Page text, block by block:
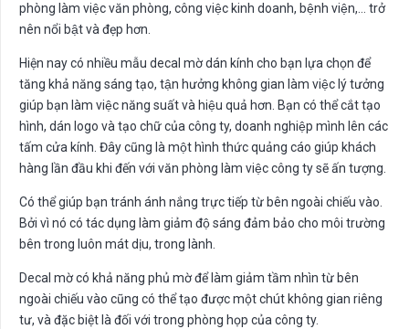
phòng làm việc văn phòng, công việc kinh doanh, bệnh viện,… trở
nên nổi bật và đẹp hơn.
Hiện nay có nhiều mẫu decal mờ dán kính cho bạn lựa chọn để
tăng khả năng sáng tạo, tận hưởng không gian làm việc lý tưởng
giúp bạn làm việc năng suất và hiệu quả hơn. Bạn có thể cắt tạo
hình, dán logo và tạo chữ của công ty, doanh nghiệp mình lên các
tấm cửa kính. Đây cũng là một hình thức quảng cáo giúp khách
hàng lần đầu khi đến với văn phòng làm việc công ty sẽ ấn tượng.
Có thể giúp bạn tránh ánh nắng trực tiếp từ bên ngoài chiếu vào.
Bởi vì nó có tác dụng làm giảm độ sáng đảm bảo cho môi trường
bên trong luôn mát dịu, trong lành.
Decal mờ có khả năng phủ mờ để làm giảm tầm nhìn từ bên
ngoài chiếu vào cũng có thể tạo được một chút không gian riêng
tư, và đặc biệt là đối với trong phòng họp của công ty.